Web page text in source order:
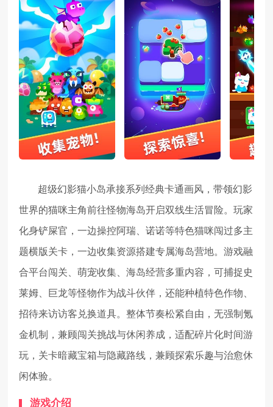
超级幻影猫小岛承接系列经典卡通画风，带领幻影
世界的猫咪主角前往怪物海岛开启双线生活冒险。玩家
化身铲屎官，一边操控阿瑞、诺诺等特色猫咪闯过多主
题横版关卡，一边收集资源搭建专属海岛营地。游戏融
合平台闯关、萌宠收集、海岛经营多重内容，可捕捉史
莱姆、巨龙等怪物作为战斗伙伴，还能种植特色作物、
招待来访访客兑换道具。整体节奏松紧自由，无强制氪
金机制，兼顾闯关挑战与休闲养成，适配碎片化时间游
玩，关卡暗藏宝箱与隐藏路线，兼顾探索乐趣与治愈休
闲体验。
游戏介绍